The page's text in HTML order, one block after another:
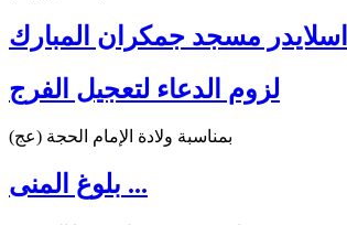
اسلايدر مسجد جمكران المبارك
لزوم الدعاء لتعجيل الفرج
بمناسبة ولادة الإمام الحجة (عج)
بلوغ المنى ...